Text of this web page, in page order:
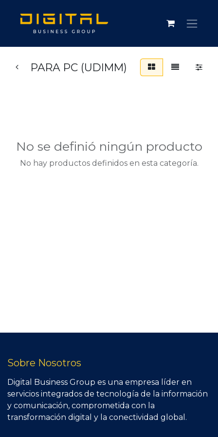
PARA PC (UDIMM)
No se definió ningún producto
No hay productos definidos en esta categoría.
Sobre Nosotros
Digital Business Group es una empresa líder en
servicios integrados de tecnología de la información
y comunicación, comprometida con la
transformación digital y la conectividad global.